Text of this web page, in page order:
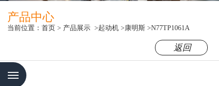
产品中心
当前位置： 首页 > 产品展示 >起动机 >康明斯 >N77TP1061A
返回